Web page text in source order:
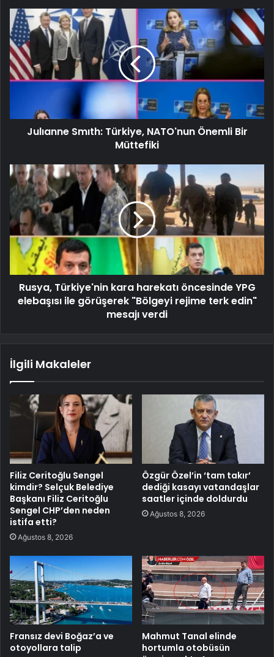
Julıanne Smıth: Türkiye, NATO'nun Önemli Bir
Müttefiki
Rusya, Türkiye'nin kara harekatı öncesinde YPG
elebaşısı ile görüşerek "Bölgeyi rejime terk edin"
mesajı verdi
İlgili Makaleler
Filiz Ceritoğlu Sengel
kimdir? Selçuk Belediye
Başkanı Filiz Ceritoğlu
Sengel CHP’den neden
istifa etti?
Ağustos 8, 2026
Özgür Özel’in ‘tam takır’
dediği kasayı vatandaşlar
saatler içinde doldurdu
Ağustos 8, 2026
Fransız devi Boğaz’a ve
otoyollara talip
Mahmut Tanal elinde
hortumla otobüsün